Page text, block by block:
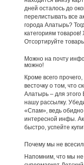
дней осталось до
перелистывать все
города Алатырь?
категориям
Отсортируйте
Можно на почту
можно!
Кроме всего
весточку о том, что
Алатырь – для
нашу рассылку.
«Спам», ведь
интересной инфы.
быстро, успейте
Почему мы не
Напомним, что мы